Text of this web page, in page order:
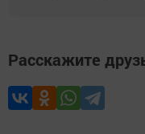
Расскажите